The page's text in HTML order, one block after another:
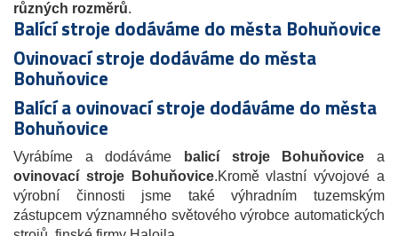
různých rozměrů.
Balící stroje dodáváme do města Bohuňovice
Ovinovací stroje dodáváme do města
Bohuňovice
Balící a ovinovací stroje dodáváme do města
Bohuňovice
Vyrábíme a dodáváme balicí stroje Bohuňovice a
ovinovací stroje
Bohuňovice.Kromě vlastní vývojové a
výrobní činnosti jsme také výhradním tuzemským
zástupcem významného světového výrobce automatických